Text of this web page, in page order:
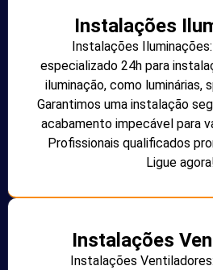
Instalações
Instalações
especializado 24h para
iluminação, como luminárias,
Garantimos uma instalação
acabamento impecável para
Profissionais qualificados
Ligue
Instalações
Instalações